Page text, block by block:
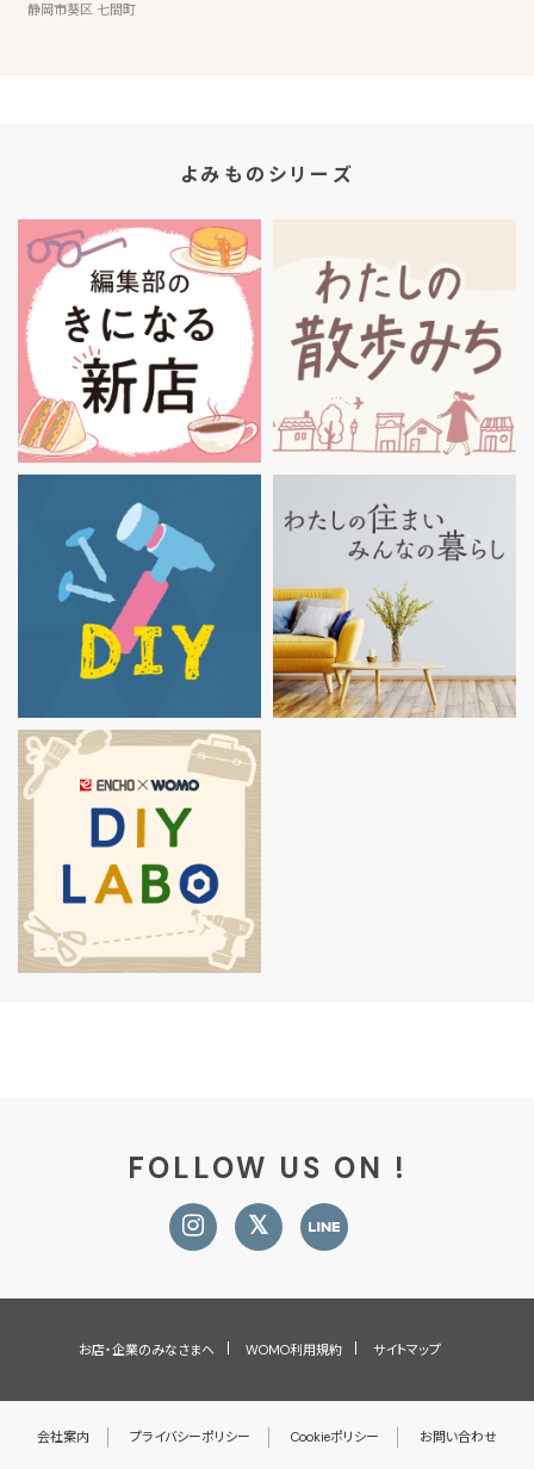
静岡市葵区 七間町
よみものシリーズ
FOLLOW US ON !
お店・企業のみなさまへ WOMO利用規約 サイトマップ
会社案内 プライバシーポリシー Cookieポリシー お問い合わせ